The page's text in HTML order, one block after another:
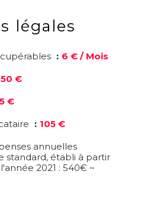
légales
6 € / Mois
€
€
105 €
annuelles
standard, établi à partir
2021 : 540€ ~